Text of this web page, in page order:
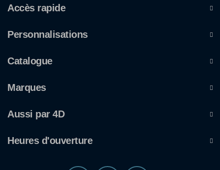
Accès rapide
Personnalisations
Catalogue
Marques
Aussi par 4D
Heures d'ouverture